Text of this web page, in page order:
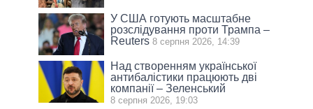
У США готують масштабне
розслідування проти Трампа –
Reuters 8 серпня 2026, 14:39
Над створенням української
антибалістики працюють дві
компанії – Зеленський
8 серпня 2026, 19:03